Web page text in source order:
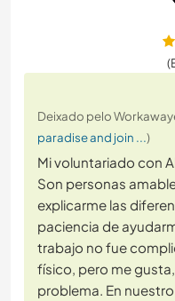
Deixado pelo
paradise and join ...)
Mi voluntariado con
Son personas
explicarme las
paciencia de
trabajo no fue
físico, pero me
problema. En